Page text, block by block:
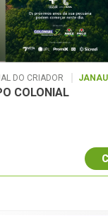
DO CRIADOR
COLONIAL